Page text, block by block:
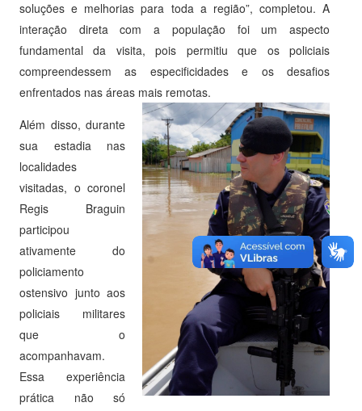
soluções e melhorias para toda a região”, completou. A
interação direta com a população foi um aspecto
fundamental da visita, pois permitiu que os policiais
compreendessem as especificidades e os desafios
enfrentados nas áreas mais remotas.
Além disso, durante
sua estadia nas
localidades
visitadas, o coronel
Regis Braguin
participou
ativamente do
policiamento
ostensivo junto aos
policiais militares
que o
acompanhavam.
Essa experiência
prática não só